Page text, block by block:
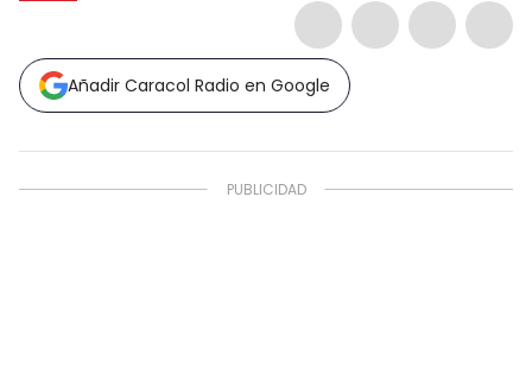
Añadir Caracol Radio en Google